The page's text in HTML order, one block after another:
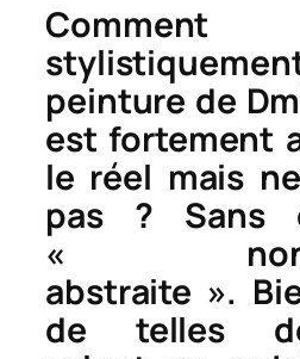
Comment
peinture de
est fortement
le réel mais
pas ? Sans
« non-
abstraite ».
de telles